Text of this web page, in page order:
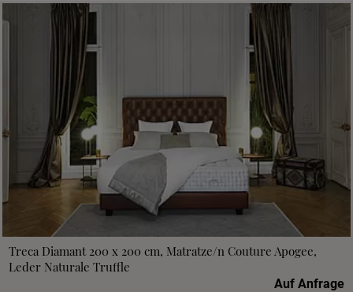
Treca Diamant 200 x 200 cm, Matratze/n Couture Apogee,
Leder Naturale Truffle
Auf Anfrage